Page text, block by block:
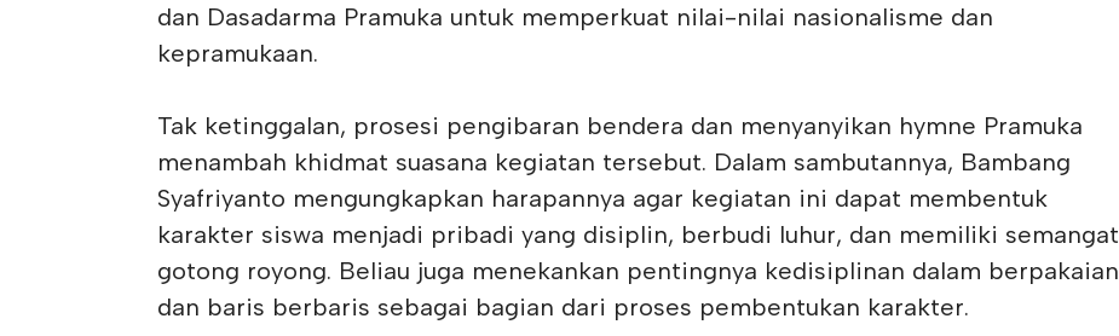
dan Dasadarma Pramuka untuk memperkuat nilai-nilai nasionalisme dan
kepramukaan.
Tak ketinggalan, prosesi pengibaran bendera dan menyanyikan hymne Pramuka
menambah khidmat suasana kegiatan tersebut. Dalam sambutannya, Bambang
Syafriyanto mengungkapkan harapannya agar kegiatan ini dapat membentuk
karakter siswa menjadi pribadi yang disiplin, berbudi luhur, dan memiliki semangat
gotong royong. Beliau juga menekankan pentingnya kedisiplinan dalam berpakaian
dan baris berbaris sebagai bagian dari proses pembentukan karakter.